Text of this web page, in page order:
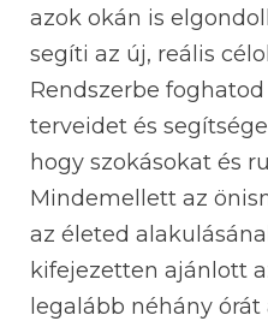
azok okán is
segíti az új, reális
Rendszerbe
terveidet és
hogy szokásokat és
Mindemellett az
az életed
kifejezetten ajánlott
legalább néhány órát